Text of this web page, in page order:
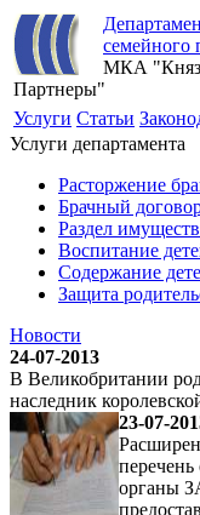
семейного
МКА
Партнеры"
Услуги Статьи
Услуги департамента
Расторжение
Брачный
Раздел
Воспитание
Содержание
Защита
Новости
24-07-2013
В Великобритании
наследник
23-07-
Расширен
органы